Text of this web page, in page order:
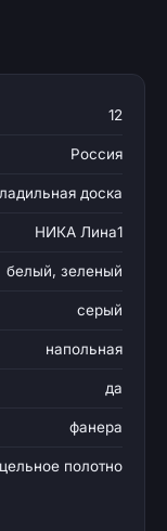
12
Россия
доска
НИКА Лина1
белый, зеленый
серый
напольная
да
фанера
цельное полотно